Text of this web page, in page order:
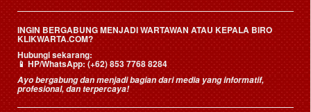
INGIN BERGABUNG MENJADI WARTAWAN ATAU KEPALA BIRO
KLIKWARTA.COM?
Hubungi sekarang:
📱HP/WhatsApp:(+62) 853 7768 8284
Ayo bergabung dan menjadi bagian dari media yang informatif,
profesional, dan terpercaya!